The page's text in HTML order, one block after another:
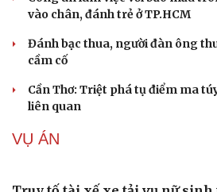
vào chân, đánh trẻ ở TP.HCM
Đánh bạc thua, người đàn ông
cầm cố
Cần Thơ: Triệt phá tụ điểm ma
liên quan
VỤ ÁN